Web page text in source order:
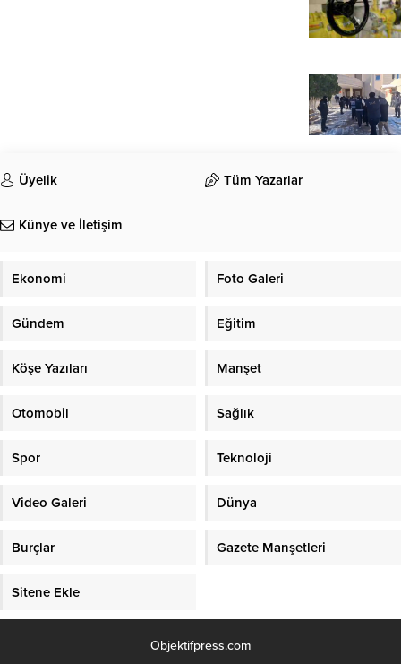
Üyelik Tüm Yazarlar
Künye ve İletişim
Ekonomi Foto Galeri
Gündem Eğitim
Köşe Yazıları Manşet
Otomobil Sağlık
Spor Teknoloji
Video Galeri Dünya
Burçlar Gazete Manşetleri
Sitene Ekle
Objektifpress.com